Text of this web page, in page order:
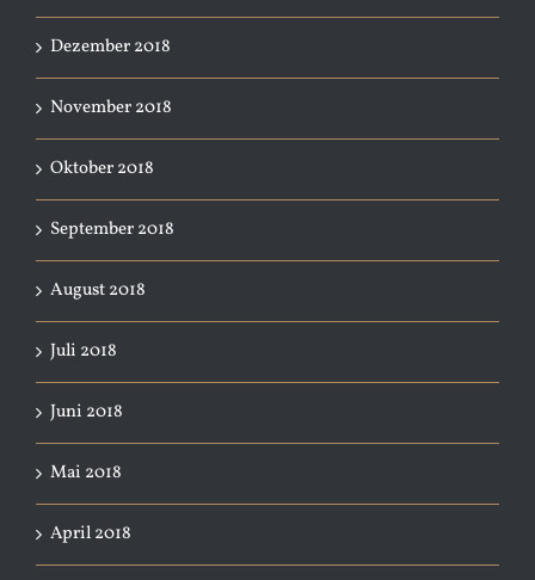
Dezember 2018
November 2018
Oktober 2018
September 2018
August 2018
Juli 2018
Juni 2018
Mai 2018
April 2018